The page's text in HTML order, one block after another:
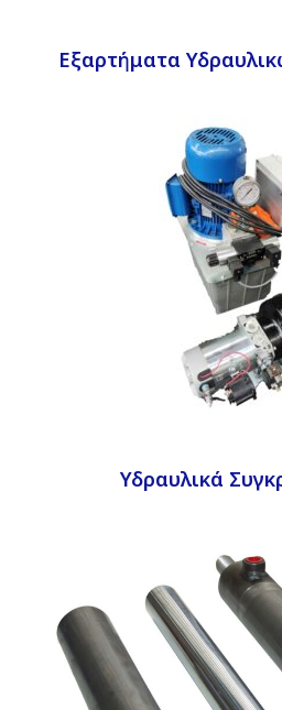
Εξαρτήματα
Υδραυλικά